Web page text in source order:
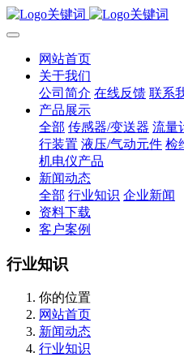
网站首页
关于我们
公司简介 在线反馈 联系
产品展示
全部 传感器/变送器 流量
行装置 液压/气动元件 检
机电仪产品
新闻动态
全部 行业知识 企业新闻
资料下载
客户案例
行业知识
你的位置
网站首页
新闻动态
行业知识